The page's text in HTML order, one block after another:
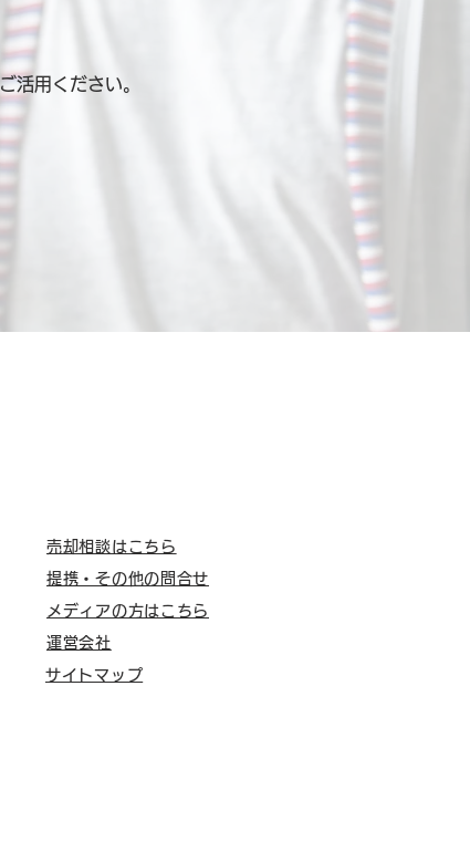
ご活用ください。
売却相談はこちら
提携・その他の問合せ
メディアの方はこちら
運営会社
サイトマップ